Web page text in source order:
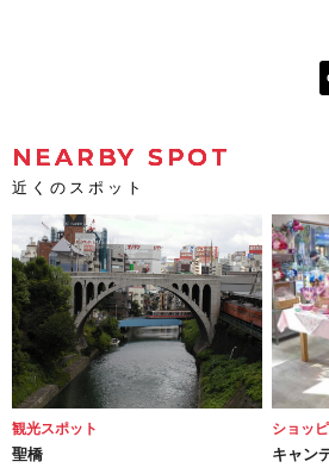
NEARBY SPOT
近くのスポット
観光スポット
聖橋
ショッ
キャン